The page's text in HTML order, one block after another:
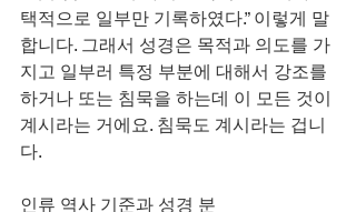
택적으로 일부만 기록하였다.” 이렇게 말
합니다. 그래서 성경은 목적과 의도를 가
지고 일부러 특정 부분에 대해서 강조를
하거나 또는 침묵을 하는데 이 모든 것이
계시라는 거에요. 침묵도 계시라는 겁니
다.
인류 역사 기준과 성경 분